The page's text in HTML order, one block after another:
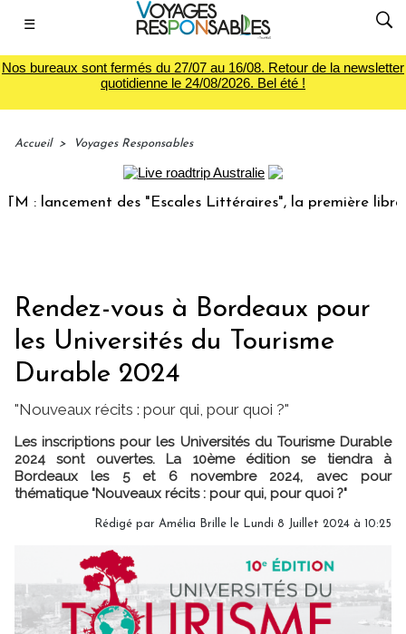
☰
Nos bureaux sont fermés du 27/07 au 16/08. Retour de la newsletter
quotidienne le 24/08/2026. Bel été !
Accueil > Voyages Responsables
lancement des "Escales Littéraires", la première librairie
Rendez-vous à Bordeaux pour
les Universités du Tourisme
Durable 2024
"Nouveaux récits : pour qui, pour quoi ?"
Les inscriptions pour les Universités du Tourisme Durable
2024 sont ouvertes. La 10ème édition se tiendra à
Bordeaux les 5 et 6 novembre 2024, avec pour
thématique "Nouveaux récits : pour qui, pour quoi ?"
Rédigé par Amélia Brille le Lundi 8 Juillet 2024 à 10:25